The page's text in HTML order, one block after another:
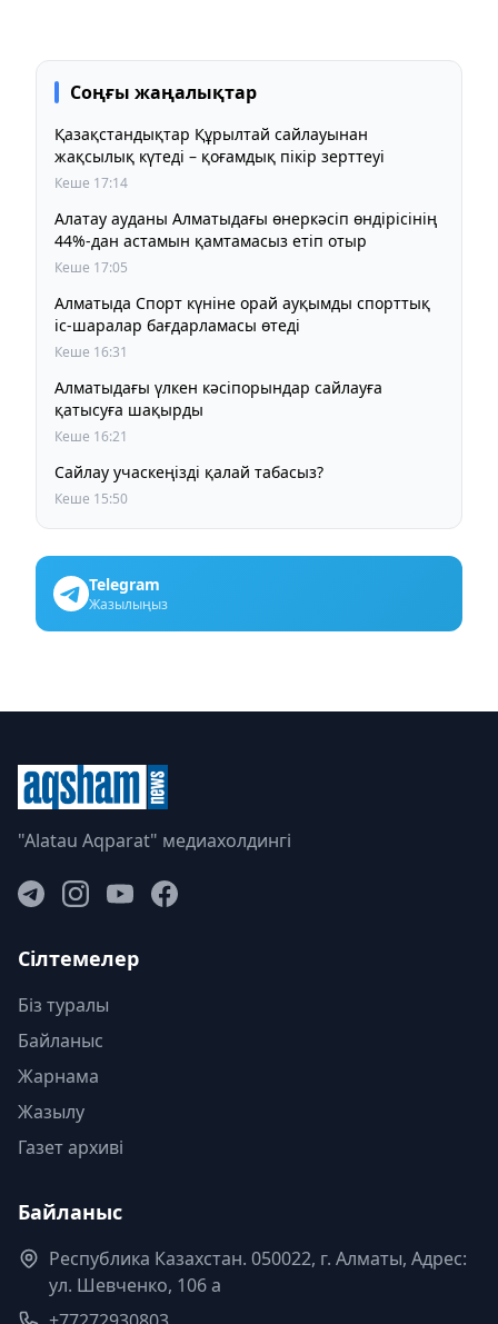
Соңғы жаңалықтар
Қазақстандықтар Құрылтай сайлауынан
жақсылық күтеді – қоғамдық пікір зерттеуі
Кеше 17:14
Алатау ауданы Алматыдағы өнеркәсіп өндірісінің
44%-дан астамын қамтамасыз етіп отыр
Кеше 17:05
Алматыда Спорт күніне орай ауқымды спорттық
іс-шаралар бағдарламасы өтеді
Кеше 16:31
Алматыдағы үлкен кәсіпорындар сайлауға
қатысуға шақырды
Кеше 16:21
Сайлау учаскеңізді қалай табасыз?
Кеше 15:50
Telegram
Жазылыңыз
"Alatau Aqparat" медиахолдингі
Сілтемелер
Біз туралы
Байланыс
Жарнама
Жазылу
Газет архиві
Байланыс
Республика Казахстан. 050022, г. Алматы, Адрес:
ул. Шевченко, 106 а